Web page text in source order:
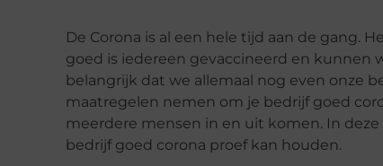
De Corona is al een hele tijd aan de gang.
goed is iedereen gevaccineerd en kunnen
belangrijk dat we allemaal nog even onze
maatregelen nemen om je bedrijf goed
meerdere mensen in en uit komen. In
bedrijf goed corona proef kan houden.